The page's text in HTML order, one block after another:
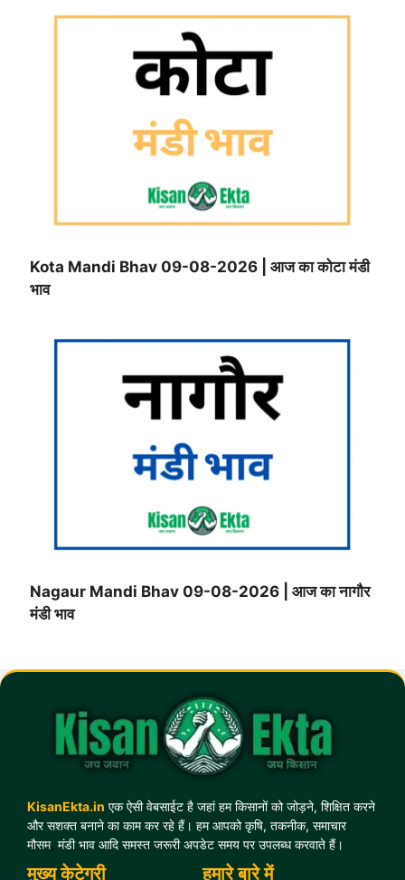
Kota Mandi Bhav 09-08-2026 | आज का कोटा मंडी
भाव
Nagaur Mandi Bhav 09-08-2026 | आज का नागौर
मंडी भाव
KisanEkta.in एक ऐसी वेबसाईट है जहां हम किसानों को जोड़ने, शिक्षित करने
और सशक्त बनाने का काम कर रहे हैं। हम आपको कृषि, तकनीक, समाचार,
मौसम, मंडी भाव आदि समस्त जरूरी अपडेट समय पर उपलब्ध करवाते हैं।
मुख्य केटेगरी हमारे बारे में